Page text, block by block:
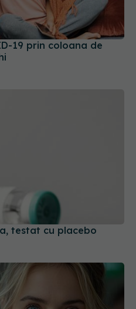
19 prin coloana de
testat cu placebo